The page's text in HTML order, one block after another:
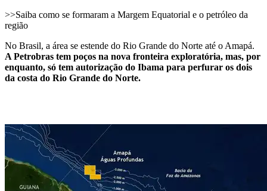
>>Saiba como se formaram a Margem Equatorial e o petróleo da
região
No Brasil, a área se estende do Rio Grande do Norte até o Amapá.
A Petrobras tem poços na nova fronteira exploratória, mas, por
enquanto, só tem autorização do Ibama para perfurar os dois
da costa do Rio Grande do Norte.